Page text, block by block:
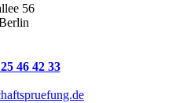
56
46 42 33